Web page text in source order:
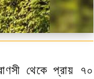
থেকে প্রায় ৭০